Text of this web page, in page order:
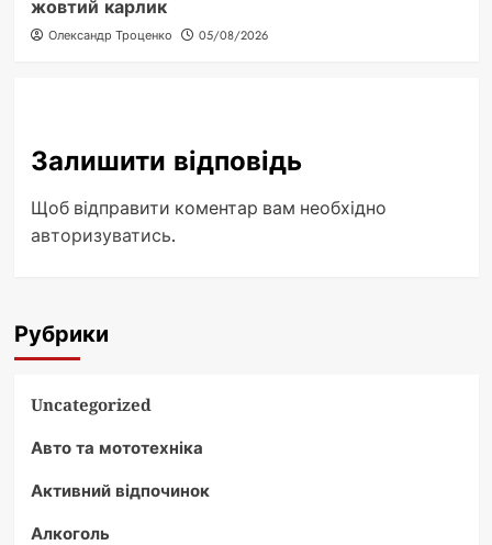
жовтий карлик
Олександр Троценко 05/08/2026
Залишити відповідь
Щоб відправити коментар вам необхідно
авторизуватись.
Рубрики
Uncategorized
Авто та мототехніка
Активний відпочинок
Алкоголь